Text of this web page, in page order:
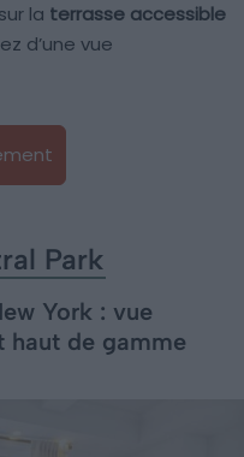
la terrasse accessible
d’une vue
Park
York : vue
haut de gamme